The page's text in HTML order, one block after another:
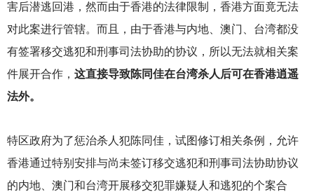
害后潜逃回港，然而由于香港的法律限制，香港方面竟无法
对此案进行管辖。而且，由于香港与内地、澳门、台湾都没
有签署移交逃犯和刑事司法协助的协议，所以无法就相关案
件展开合作， 这直接导致陈同佳在台湾杀人后可在香港逍遥
法外。
特区政府为了惩治杀人犯陈同佳，试图修订相关条例，允许
香港通过特别安排与尚未签订移交逃犯和刑事司法协助协议
的内地、澳门和台湾开展移交犯罪嫌疑人和逃犯的个案合